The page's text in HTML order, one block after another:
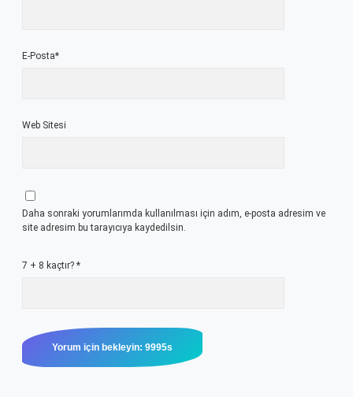
E-Posta*
Web Sitesi
Daha sonraki yorumlarımda kullanılması için adım, e-posta adresim ve
site adresim bu tarayıcıya kaydedilsin.
7 + 8 kaçtır? *